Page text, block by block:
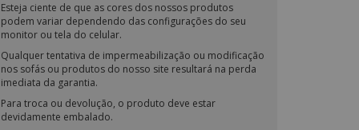
Esteja ciente de que as cores dos nossos produtos
podem variar dependendo das configurações do seu
monitor ou tela do celular.
Qualquer tentativa de impermeabilização ou modificação
nos sofás ou produtos do nosso site resultará na perda
imediata da garantia.
Para troca ou devolução, o produto deve estar
devidamente embalado.